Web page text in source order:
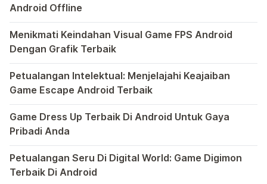
Android Offline
Ponsel pintar telah mengubah cara kita bermain game,
Menikmati Keindahan Visual Game FPS Android
Dengan Grafik Terbaik
Semakin berkembangnya teknologi di era digital saat ini,
Petualangan Intelektual: Menjelajahi Keajaiban
Game Escape Android Terbaik
Dalam dunia game Android, genre escape telah mencuri
Game Dress Up Terbaik Di Android Untuk Gaya
Pribadi Anda
Saat ini, platform Android telah menjadi wadah kreativitas
Petualangan Seru Di Digital World: Game Digimon
Terbaik Di Android